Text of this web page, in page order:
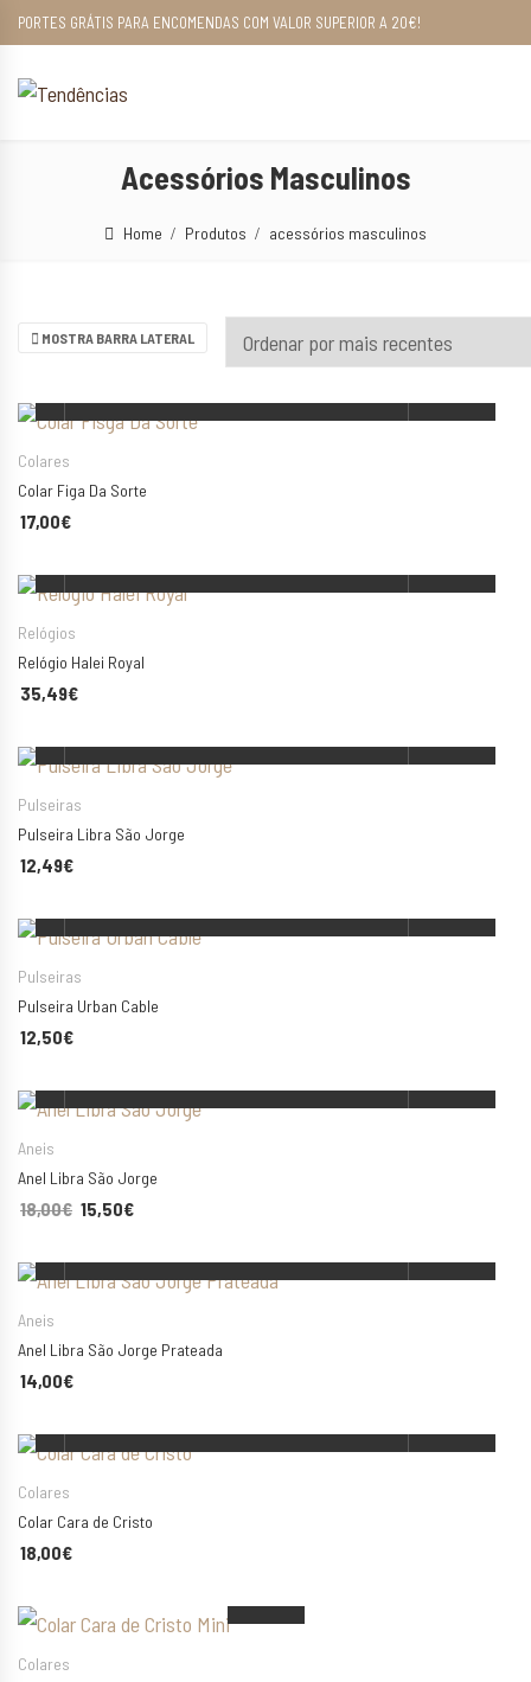
PORTES GRÁTIS PARA ENCOMENDAS COM VALOR SUPERIOR A 20€!
Acessórios Masculinos
Home Produtos acessórios masculinos
MOSTRA BARRA LATERAL
Colares
Colar Figa Da Sorte
17,00€
Relógios
Relógio Halei Royal
35,49€
Pulseiras
Pulseira Libra São Jorge
12,49€
Pulseiras
Pulseira Urban Cable
12,50€
Aneis
Anel Libra São Jorge
18,00€ O preço original era: 18,00€.
15,50€
Aneis
Anel Libra São Jorge Prateada
14,00€
Colares
Colar Cara de Cristo
18,00€
Colares